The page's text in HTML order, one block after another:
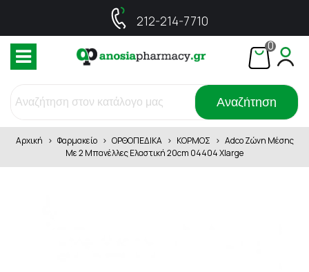
212-214-7710
0
Αναζήτηση
Αρχική > Φαρμακείο > ΟΡΘΟΠΕΔΙΚΑ > ΚΟΡΜΟΣ > Adco Ζώνη Μέσης
Με 2 Μπανέλλες Ελαστική 20cm 04404 Xlarge